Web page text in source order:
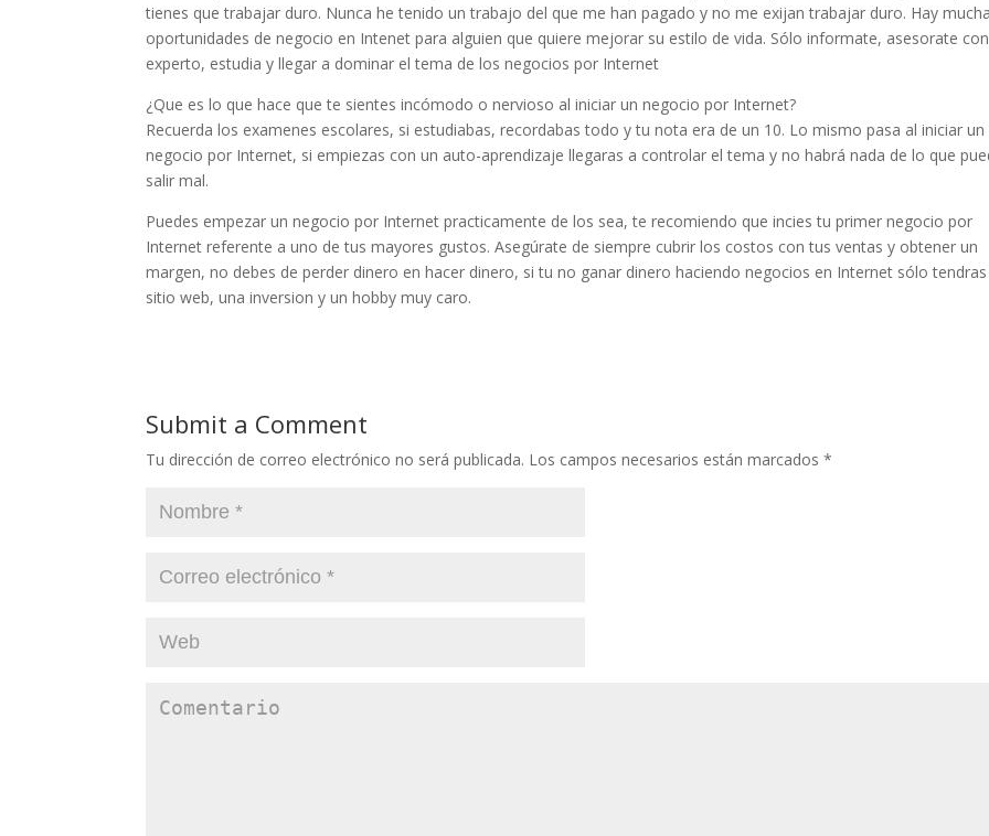
tienes que trabajar duro. Nunca he tenido un trabajo del que me han pagado y no me exijan trabajar duro. Hay
oportunidades de negocio en Intenet para alguien que quiere mejorar su estilo de vida. Sólo informate, asesorate
experto, estudia y llegar a dominar el tema de los negocios por Internet
¿Que es lo que hace que te sientes incómodo o nervioso al iniciar un negocio por Internet?
Recuerda los examenes escolares, si estudiabas, recordabas todo y tu nota era de un 10. Lo mismo pasa al iniciar un
negocio por Internet, si empiezas con un auto-aprendizaje llegaras a controlar el tema y no habrá nada de lo que
salir mal.
Puedes empezar un negocio por Internet practicamente de los sea, te recomiendo que incies tu primer negocio por
Internet referente a uno de tus mayores gustos. Asegúrate de siempre cubrir los costos con tus ventas y obtener un
margen, no debes de perder dinero en hacer dinero, si tu no ganar dinero haciendo negocios en Internet sólo
sitio web, una inversion y un hobby muy caro.
Submit a Comment
Tu dirección de correo electrónico no será publicada. Los campos necesarios están marcados *